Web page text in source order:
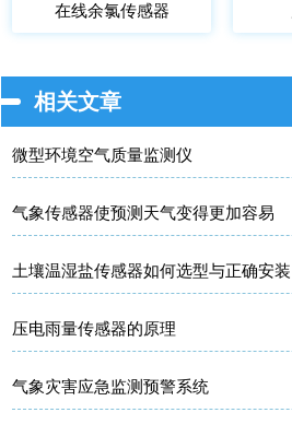
在线余氯传感器
相关文章
微型环境空气质量监测仪
气象传感器使预测天气变得更加容易
土壤温湿盐传感器如何选型与正确安装
压电雨量传感器的原理
气象灾害应急监测预警系统